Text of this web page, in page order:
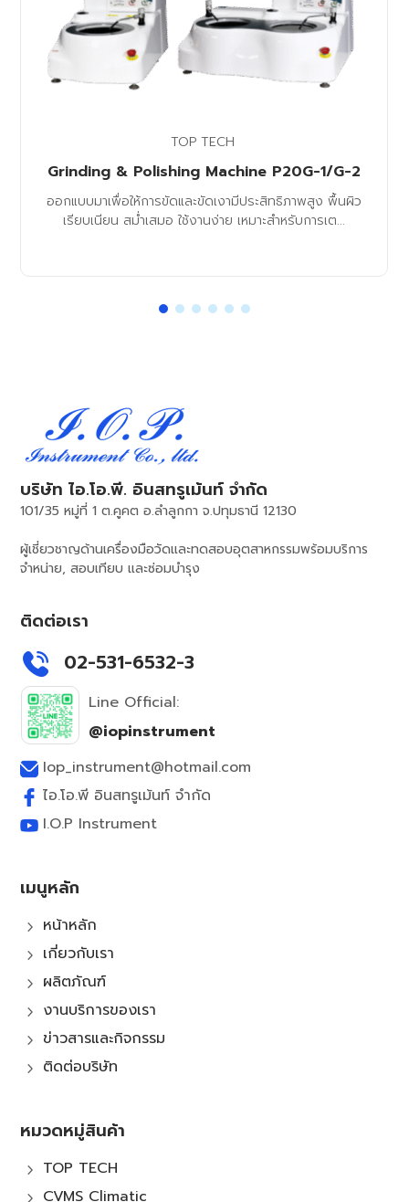
TOP TECH
Grinding & Polishing Machine P20G-1/G-2
ออกแบบมาเพื่อให้การขัดและขัดเงามีประสิทธิภาพสูง พื้นผิว
เรียบเนียน สม่ำเสมอ ใช้งานง่าย เหมาะสำหรับการเต...
บริษัท ไอ.โอ.พี. อินสทรูเม้นท์ จำกัด
101/35 หมู่ที่ 1 ต.คูคต อ.ลำลูกกา จ.ปทุมธานี 12130
ผู้เชี่ยวชาญด้านเครื่องมือวัดและทดสอบอุตสาหกรรมพร้อมบริการ
จำหน่าย, สอบเทียบ และซ่อมบำรุง
ติดต่อเรา
02-531-6532-3
Line Official:
@iopinstrument
Iop_instrument@hotmail.com
ไอ.โอ.พี อินสทรูเม้นท์ จำกัด
I.O.P Instrument
เมนูหลัก
5 หน้าหลัก
5 เกี่ยวกับเรา
5 ผลิตภัณฑ์
5 งานบริการของเรา
5 ข่าวสารและกิจกรรม
5 ติดต่อบริษัท
หมวดหมู่สินค้า
5 TOP TECH
CVMS Climatic